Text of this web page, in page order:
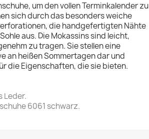
um den vollen Terminkalender zu
sich durch das besonders weiche
die handgefertigten Nähte
aus. Die Mokassins sind leicht,
zu tragen. Sie stellen eine
an heißen Sommertagen dar und
die Eigenschaften, die sie bieten.
Leder.
6061 schwarz.